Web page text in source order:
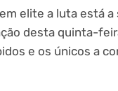
elite a luta está
desta quinta-
e os únicos a